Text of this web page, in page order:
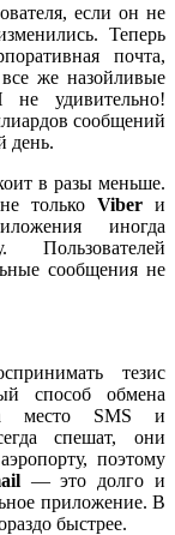
если он не
Теперь
почта,
же назойливые
удивительно!
сообщений
день.
в разы меньше.
только Viberи
иногда
Пользователей
сообщения не
тезис
способ обмена
место SMS и
спешат, они
поэтому
— это долго и
приложение. В
быстрее.